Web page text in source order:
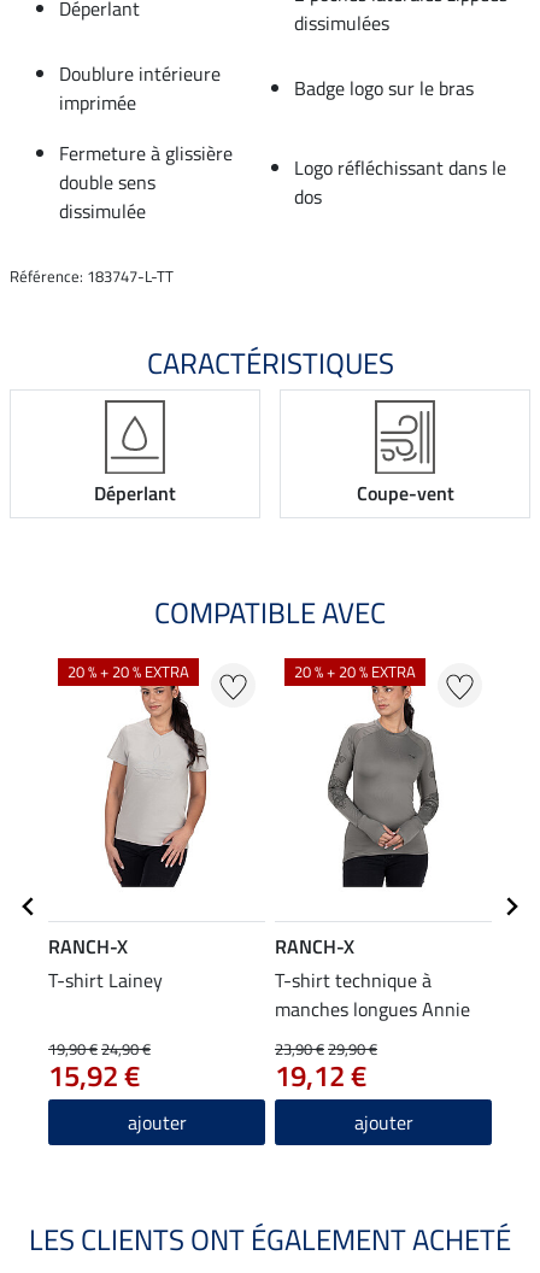
Déperlant
dissimulées
Doublure intérieure
imprimée
Badge logo sur le bras
Fermeture à glissière
double sens
dissimulée
Logo réfléchissant dans le
dos
Référence: 183747-L-TT
CARACTÉRISTIQUES
Déperlant Coupe-vent
COMPATIBLE AVEC
20 % + 20 % EXTRA
RANCH-X
T-shirt Lainey
19,90 €24,90 €
15,92 €
ajouter
20 % + 20 % EXTRA
RANCH-X
T-shirt technique à
manches longues Annie
23,90 €29,90 €
19,12 €
ajouter
LES CLIENTS ONT ÉGALEMENT ACHETÉ